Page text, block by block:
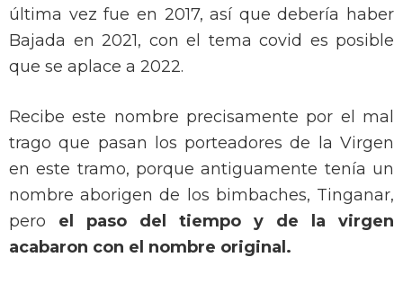
última vez fue en 2017, así que debería haber
Bajada en 2021, con el tema covid es posible
que se aplace a 2022.
Recibe este nombre precisamente por el mal
trago que pasan los porteadores de la Virgen
en este tramo, porque antiguamente tenía un
nombre aborigen de los bimbaches, Tinganar,
pero el paso del tiempo y de la virgen
acabaron con el nombre original.